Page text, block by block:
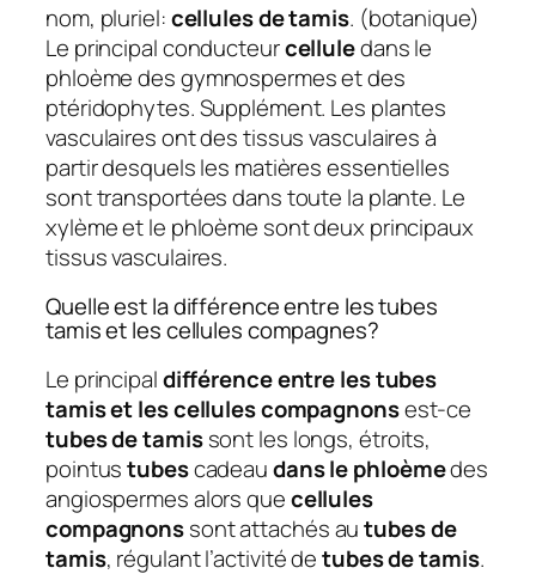
nom, pluriel:cellules de tamis. (botanique)
Le principal conducteurcelluledans le
phloème des gymnospermes et des
ptéridophytes. Supplément. Les plantes
vasculaires ont des tissus vasculaires à
partir desquels les matières essentielles
sont transportées dans toute la plante. Le
xylème et le phloème sont deux principaux
tissus vasculaires.
Quelle est la différence entre les tubes
tamis et les cellules compagnes?
Le principaldifférence entre les tubes
tamis et les cellules compagnonsest-ce
tubes de tamissont les longs, étroits,
pointustubescadeaudans le phloèmedes
angiospermes alors quecellules
compagnonssont attachés autubes de
tamis, régulant l’activité detubes de tamis.